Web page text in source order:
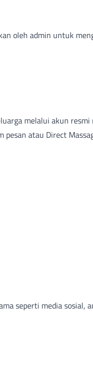
oleh admin untuk
melalui akun resmi
atau Direct
seperti media sosial,